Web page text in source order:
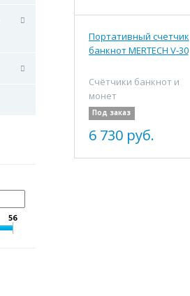
56
Портативный счетчик
банкнот MERTECH V-30
Счётчики банкнот и
монет
Под заказ
6 730 руб.